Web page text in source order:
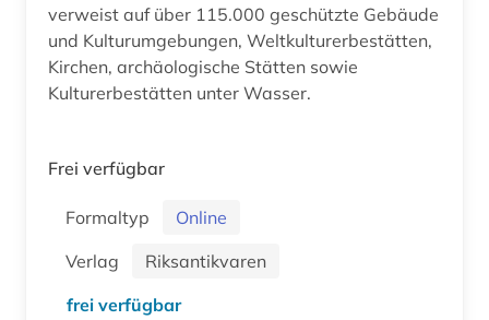
verweist auf über 115.000 geschützte Gebäude
und Kulturumgebungen, Weltkulturerbestätten,
Kirchen, archäologische Stätten sowie
Kulturerbestätten unter Wasser.
Frei verfügbar
Formaltyp
Online
Verlag
Riksantikvaren
frei verfügbar